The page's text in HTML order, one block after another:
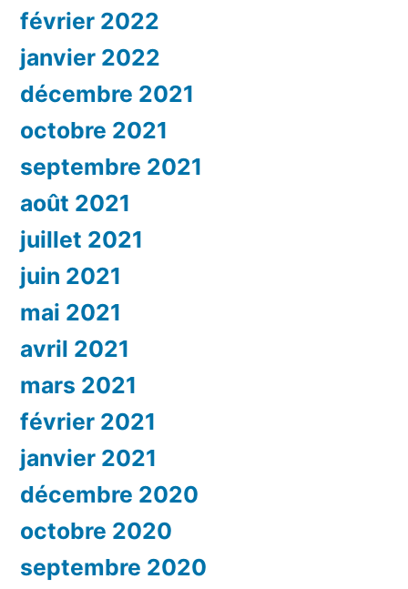
février 2022
janvier 2022
décembre 2021
octobre 2021
septembre 2021
août 2021
juillet 2021
juin 2021
mai 2021
avril 2021
mars 2021
février 2021
janvier 2021
décembre 2020
octobre 2020
septembre 2020